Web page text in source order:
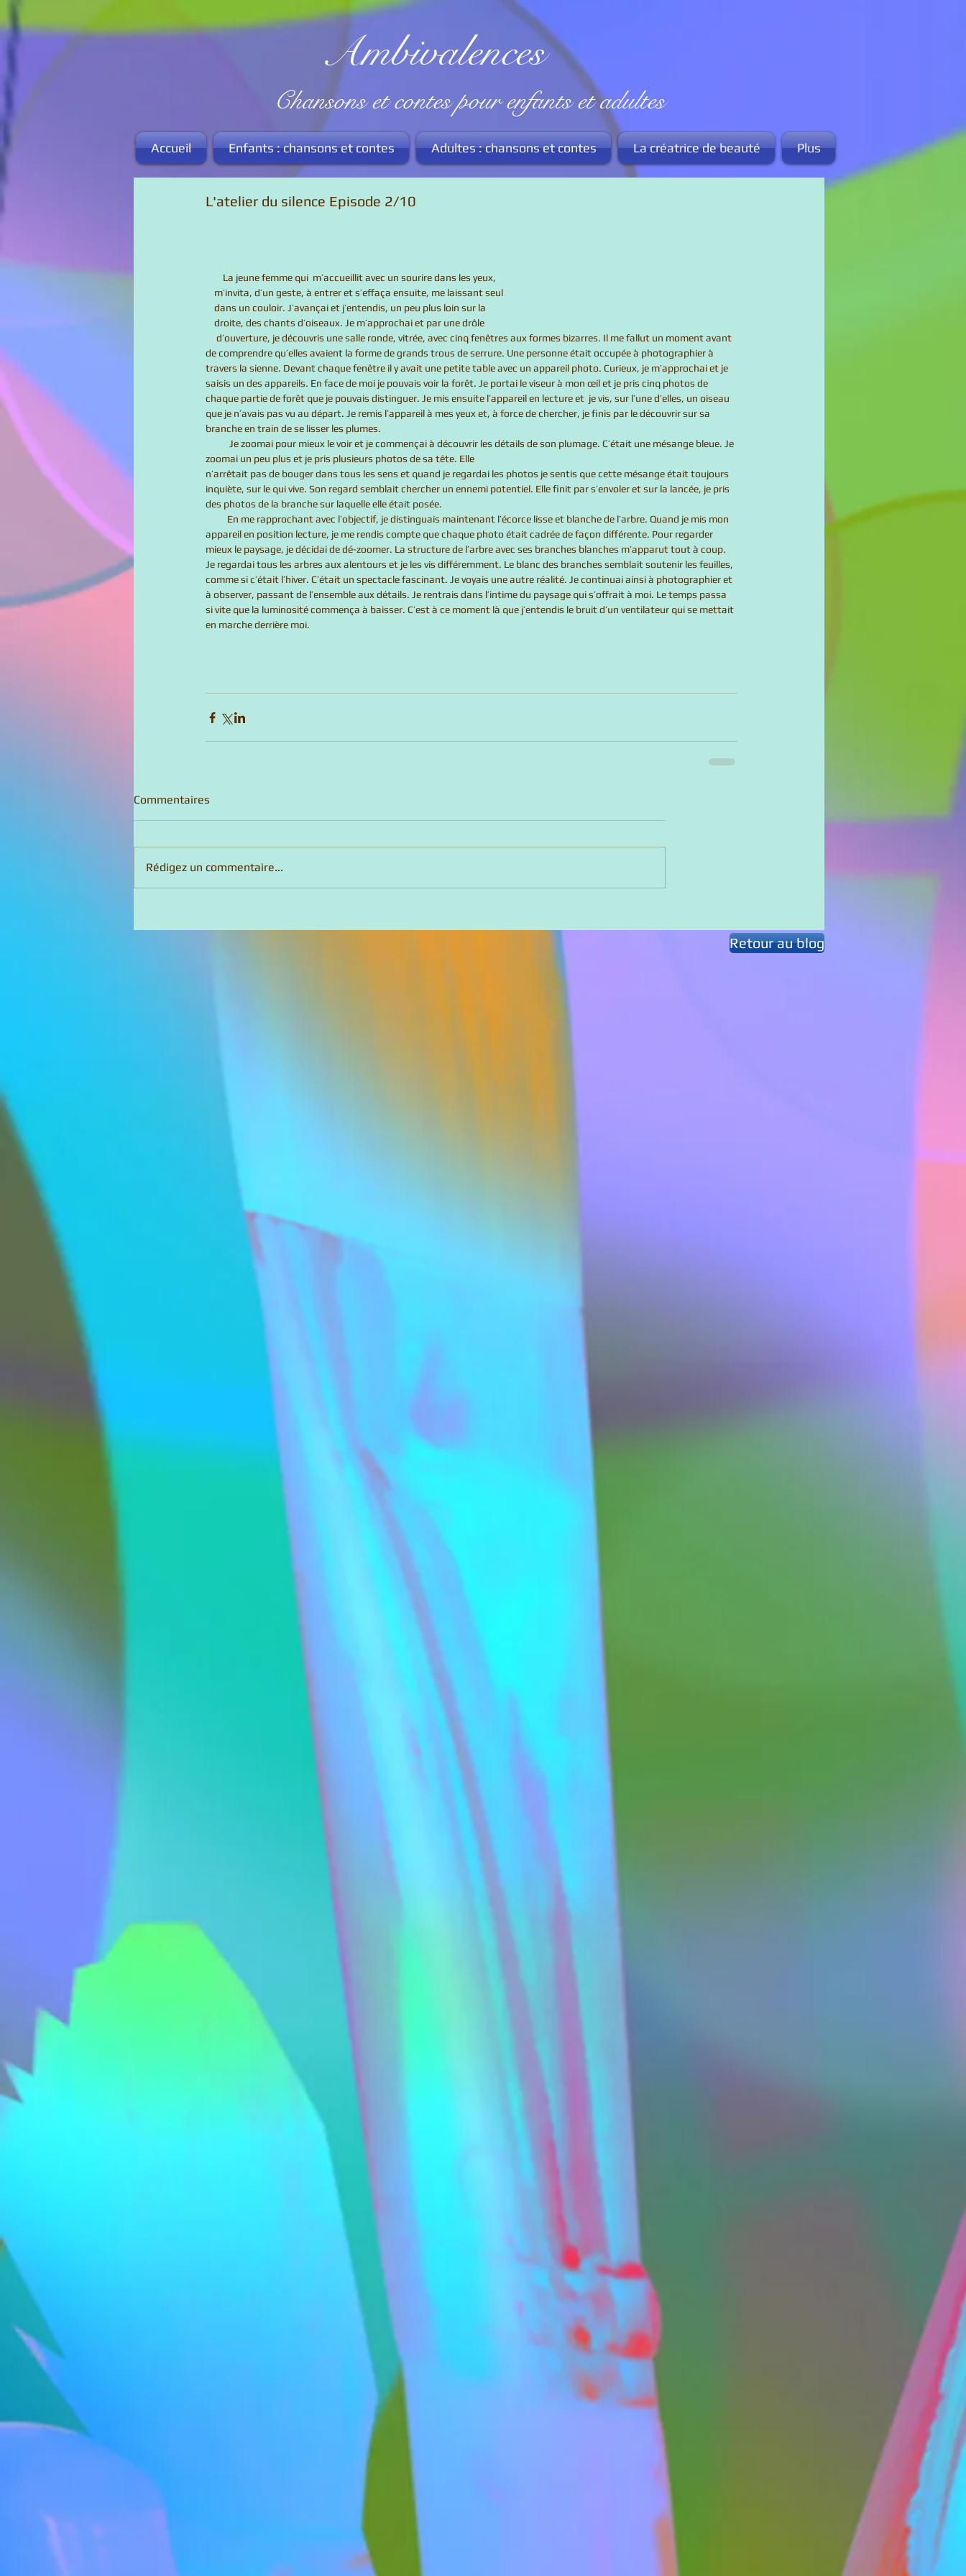
Ambivalences
Chansons et contes pour enfants et adultes
Accueil Enfants : chansons et contes Adultes : chansons et contes La créatrice de beauté Plus
L'atelier du silence Episode 2/10
        La jeune femme qui  m’accueillit avec un sourire dans les yeux,
    m’invita, d’un geste, à entrer et s’effaça ensuite, me laissant seul
    dans un couloir. J’avançai et j’entendis, un peu plus loin sur la
    droite, des chants d’oiseaux. Je m’approchai et par une drôle
de comprendre qu’elles avaient la forme de grands trous de serrure. Une personne était occupée à photographier à
travers la sienne. Devant chaque fenêtre il y avait une petite table avec un appareil photo. Curieux, je m’approchai et je
saisis un des appareils. En face de moi je pouvais voir la forêt. Je portai le viseur à mon œil et je pris cinq photos de
chaque partie de forêt que je pouvais distinguer. Je mis ensuite l’appareil en lecture et  je vis, sur l’une d’elles, un oiseau
que je n’avais pas vu au départ. Je remis l’appareil à mes yeux et, à force de chercher, je finis par le découvrir sur sa
branche en train de se lisser les plumes.
zoomai un peu plus et je pris plusieurs photos de sa tête. Elle
n’arrêtait pas de bouger dans tous les sens et quand je regardai les photos je sentis que cette mésange était toujours
inquiète, sur le qui vive. Son regard semblait chercher un ennemi potentiel. Elle finit par s’envoler et sur la lancée, je pris
des photos de la branche sur laquelle elle était posée.
appareil en position lecture, je me rendis compte que chaque photo était cadrée de façon différente. Pour regarder
mieux le paysage, je décidai de dé-zoomer. La structure de l’arbre avec ses branches blanches m’apparut tout à coup.
Je regardai tous les arbres aux alentours et je les vis différemment. Le blanc des branches semblait soutenir les feuilles,
comme si c’était l’hiver. C’était un spectacle fascinant. Je voyais une autre réalité. Je continuai ainsi à photographier et
à observer, passant de l’ensemble aux détails. Je rentrais dans l’intime du paysage qui s’offrait à moi. Le temps passa
si vite que la luminosité commença à baisser. C’est à ce moment là que j’entendis le bruit d’un ventilateur qui se mettait
en marche derrière moi.
Commentaires
Rédigez un commentaire...
Retour au blog